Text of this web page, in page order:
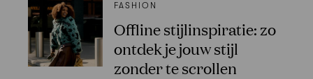
FASHION
Offline stijlinspiratie: zo
ontdek je jouw stijl
zonder te scrollen